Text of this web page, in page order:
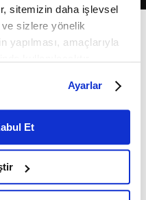
sitemizin daha işlevsel
ve sizlere yönelik
yapılması, amaçlarıyla
detaylı bilgi için
Bilgilendirme
Kanunu uyarınca
ile ilgili daha
Ayarlar
Et